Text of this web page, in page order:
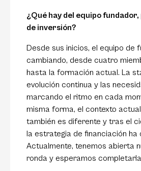
¿Qué hay del equipo
de inversión?
Desde sus inicios, el equipo de
cambiando, desde cuatro
hasta la formación actual. La
evolución continua y las
marcando el ritmo en cada
misma forma, el contexto
también es diferente y tras el
la estrategia de financiación ha
Actualmente, tenemos abierta
ronda y esperamos